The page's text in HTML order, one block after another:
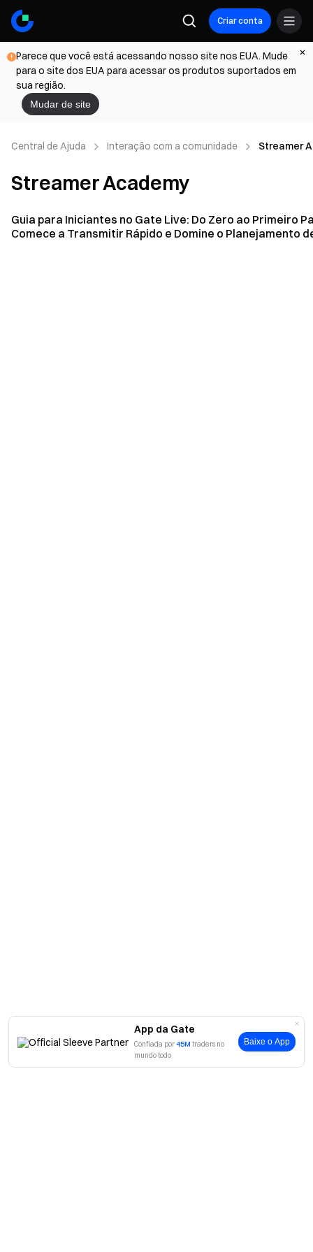
App da Gate
Confiada por45M traders no
mundo todo
Baixe o App
Criar conta
Parece que você está acessando nosso site nos EUA. Mude
para o site dos EUA para acessar os produtos suportados em
sua região.
Mudar de site
Central de Ajuda Interação com a comunidade Streamer
Streamer Academy
Guia para Iniciantes no Gate Live: Do Zero ao Primeiro
Comece a Transmitir Rápido e Domine o Planejamento